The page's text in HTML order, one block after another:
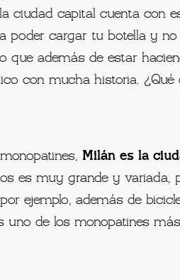
ciudad capital cuenta con
poder cargar tu botella y
que además de estar
con mucha historia.
Milán es la
es muy grande y variada,
por ejemplo, además de
uno de los monopatines